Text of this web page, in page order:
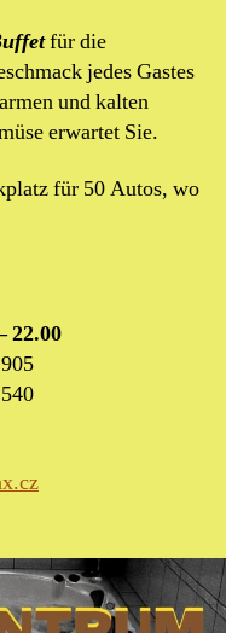
für die
jedes Gastes
und kalten
erwartet Sie.
für 50 Autos, wo
22.00